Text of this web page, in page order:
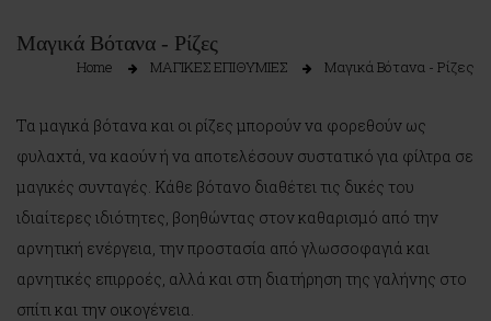
Μαγικά Βότανα - Ρίζες
Home ΜΑΓΙΚΕΣ ΕΠΙΘΥΜΙΕΣ Μαγικά Βότανα - Ρίζες
Τα μαγικά βότανα και οι ρίζες μπορούν να φορεθούν ως
φυλαχτά, να καούν ή να αποτελέσουν συστατικό για φίλτρα σε
μαγικές συνταγές. Κάθε βότανο διαθέτει τις δικές του
ιδιαίτερες ιδιότητες, βοηθώντας στον καθαρισμό από την
αρνητική ενέργεια, την προστασία από γλωσσοφαγιά και
αρνητικές επιρροές, αλλά και στη διατήρηση της γαλήνης στο
σπίτι και την οικογένεια.